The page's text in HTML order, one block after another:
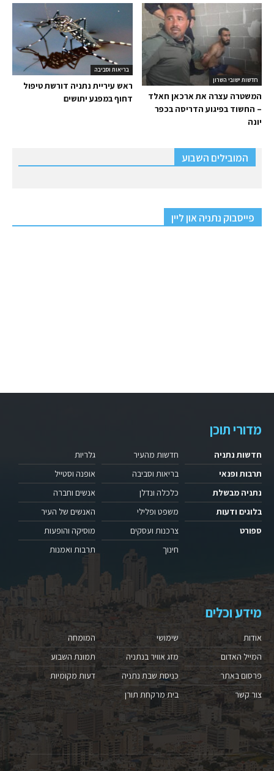
בריאות וסביבה
ראש עיריית נתניה דורשת טיפול
דחוף במפגע יתושים
חדשות ישובי השרון
המשטרה עצרה את ארכאן חאלד
– החשוד בפיגוע הדריסה בכפר
יונה
המובילים השבוע
פייסבוק נתניה און ליין
מדורי תוכן
חדשות נתניה
תרבות ופנאי
נתניה מבשלת
בלוגים ודעות
ספורט
חדשות מהעיר
בריאות וסביבה
כלכלה ונדלן
משפט ופלילי
צרכנות ועסקים
חינוך
גלריות
אופנה וסטייל
אנשים וחברה
האנשים של העיר
מוסיקה והופעות
תרבות ואמנות
מידע וכלים
אודות
המייל האדום
פרסום באתר
צור קשר
שימושי
מזג אוויר בנתניה
כניסת שבת נתניה
בית מרקחת תורן
המומחה
תמונת השבוע
דעות מקומיות